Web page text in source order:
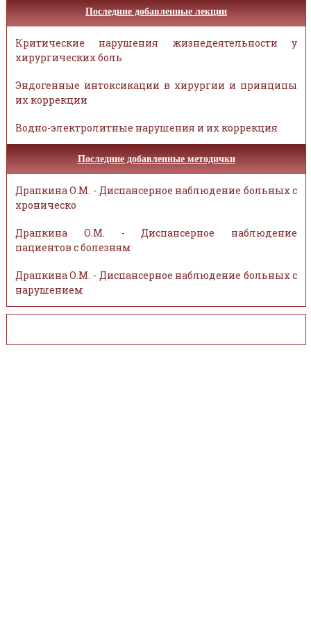
Последние добавленные лекции
Критические нарушения жизнедеятельности у
хирургических боль
Эндогенные интоксикации в хирургии и принципы
их коррекции
Водно-электролитные нарушения и их коррекция
Последние добавленные методички
Драпкина О.М. - Диспансерное наблюдение больных с
хроническо
Драпкина О.М. - Диспансерное наблюдение
пациентов с болезням
Драпкина О.М. - Диспансерное наблюдение больных с
нарушением